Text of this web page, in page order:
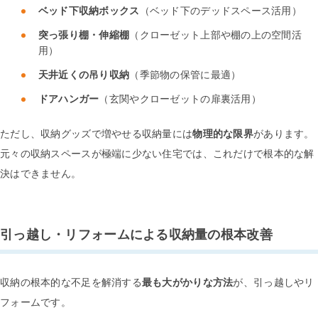
ベッド下収納ボックス （ベッド下のデッドスペース活用）
突っ張り棚・伸縮棚
（クローゼット上部や棚の上の空間活
用）
天井近くの吊り収納 （季節物の保管に最適）
ドアハンガー （玄関やクローゼットの扉裏活用）
ただし、収納グッズで増やせる収納量には物理的な限界があります。
元々の収納スペースが極端に少ない住宅では、これだけで根本的な解
決はできません。
引っ越し・リフォームによる収納量の根本改善
収納の根本的な不足を解消する最も大がかりな方法が、引っ越しやリ
フォームです。